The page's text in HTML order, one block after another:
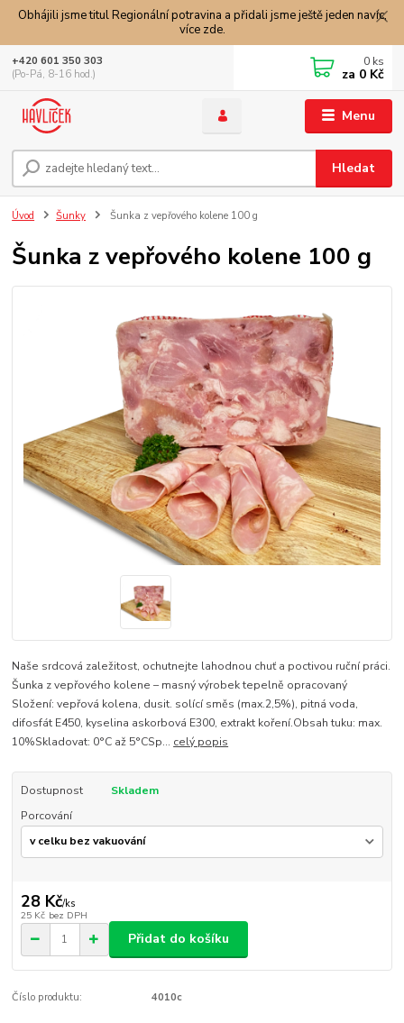
Obhájili jsme titul Regionální potravina a přidali jsme ještě jeden navíc,
více zde.
Menu
Hledat
+420 601 350 303
(Po-Pá, 8-16 hod.)
0 ks
za 0 Kč
Úvod Šunky Šunka z vepřového kolene 100 g
Šunka z vepřového kolene 100 g
Naše srdcová zaležitost, ochutnejte lahodnou chuť a poctivou ruční práci.
Šunka z vepřového kolene – masný výrobek tepelně opracovaný
Složení: vepřová kolena, dusit. solící směs (max.2,5%), pitná voda,
difosfát E450, kyselina askorbová E300, extrakt koření.Obsah tuku: max.
10%Skladovat: 0°C až 5°CSp... celý popis
Dostupnost
Skladem
Porcování
28 Kč/ks
25 Kč bez DPH
Přidat do košíku
Číslo produktu: 4010c